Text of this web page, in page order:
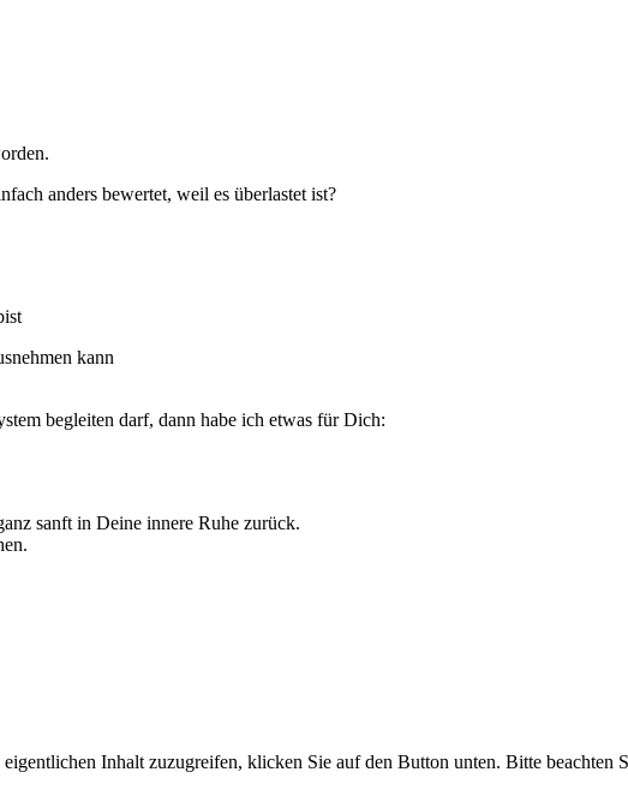
anders bewertet, weil es überlastet ist?
kann
begleiten darf, dann habe ich etwas für Dich:
sanft in Deine innere Ruhe zurück.
Inhalt zuzugreifen, klicken Sie auf den Button unten. Bitte beachten